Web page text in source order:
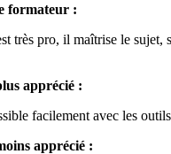
formateur :
très pro, il maîtrise le sujet,
apprécié :
facilement avec les
apprécié :